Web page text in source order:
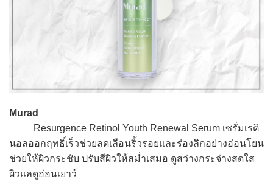
Murad
Resurgence Retinol Youth Renewal Serum เซรั่มเรติ
นอลออกฤทธิ์เร็วช่วยลดเลือนริ้วรอยและร่องลึกอย่างอ่อนโยน
ช่วยให้ผิวกระชับ ปรับสีผิวให้สม่ำเสมอ ดูสว่างกระจ่างสดใส
ผิวแลดูอ่อนเยาว์